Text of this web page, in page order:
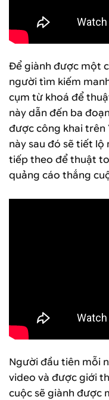
Để giành được một
người tìm kiếm
cụm từ khoá để
này dẫn đến ba
được công khai trên
này sau đó sẽ tiết
tiếp theo để thuật
quảng cáo thắng
Người đầu tiên mỗi
video và được giới
cuộc sẽ giành được